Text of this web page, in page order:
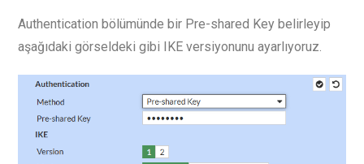
Authentication bölümünde bir Pre-shared Key belirleyip
aşağıdaki görseldeki gibi IKE versiyonunu ayarlıyoruz.